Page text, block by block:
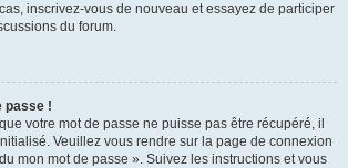
inscrivez-vous de nouveau et essayez de participer
du forum.
passe !
votre mot de passe ne puisse pas être récupéré, il
Veuillez vous rendre sur la page de connexion
mon mot de passe ». Suivez les instructions et vous